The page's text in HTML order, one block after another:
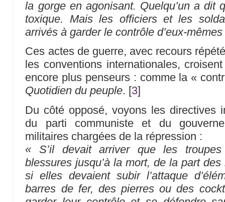
la gorge en agonisant. Quelqu’un a dit
toxique. Mais les officiers et les
arrivés à garder le contrôle d’eux-
Ces actes de guerre, avec recours
les conventions internationales,
encore plus penseurs : comme la «
Quotidien du peuple. [3]
Du côté opposé, voyons les directives
du parti communiste et du
militaires chargées de la répression :
« S’il devait arriver que les
blessures jusqu’à la mort, de la part
si elles devaient subir l’attaque
barres de fer, des pierres ou des